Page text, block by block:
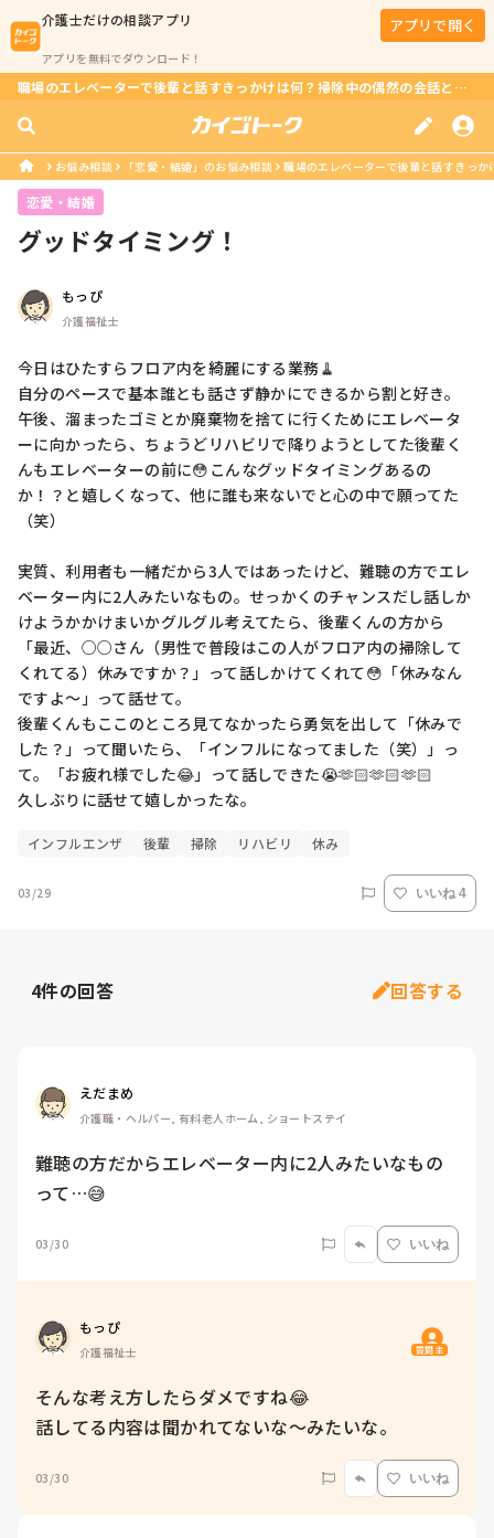
介護士だけの相談アプリ
アプリを無料でダウンロード！
アプリで開く
職場のエレベーターで後輩と話すきっかけは何？掃除中の偶然の会話とは？
お悩み相談 「恋愛・結婚」のお悩み相談 職場のエレベーターで後輩と話すきっ
恋愛・結婚
グッドタイミング！
もっぴ
介護福祉士
今日はひたすらフロア内を綺麗にする業務🧹
自分のペースで基本誰とも話さず静かにできるから割と好き。
午後、溜まったゴミとか廃棄物を捨てに行くためにエレベータ
ーに向かったら、ちょうどリハビリで降りようとしてた後輩く
んもエレベーターの前に😳こんなグッドタイミングあるの
か！？と嬉しくなって、他に誰も来ないでと心の中で願ってた
（笑）
実質、利用者も一緒だから3人ではあったけど、難聴の方でエレ
ベーター内に2人みたいなもの。せっかくのチャンスだし話しか
けようかかけまいかグルグル考えてたら、後輩くんの方から
「最近、○○さん（男性で普段はこの人がフロア内の掃除して
くれてる）休みですか？」って話しかけてくれて😳「休みなん
ですよ〜」って話せて。
後輩くんもここのところ見てなかったら勇気を出して「休みで
した？」って聞いたら、「インフルになってました（笑）」っ
て。「お疲れ様でした😂」って話しできた😭🫶🏻🫶🏻🫶🏻
インフルエンザ 後輩 掃除 リハビリ 休み
03/29 いいね 4
4件の回答 回答する
えだまめ
介護職・ヘルパー, 有料老人ホーム, ショートステイ
難聴の方だからエレベーター内に2人みたいなもの
って…😅
03/30 いいね
もっぴ
介護福祉士 質問主
そんな考え方したらダメですね😂
話してる内容は聞かれてないな〜みたいな。
03/30 いいね